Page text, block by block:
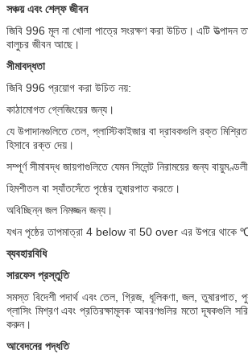
সঞ্চয় এবং শেল্ফ জীবন
জিবি 996 মূল না খোলা পাত্রে সংরক্ষণ করা উচিত। এটি উত্পাদন
বালুচর জীবন আছে।
সীমাবদ্ধতা
জিবি 996 প্রয়োগ করা উচিত নয়:
কাঠামোগত গ্লেজিংয়ের জন্য।
যে উপাদানগুলিতে তেল, প্লাস্টিকাইজার বা দ্রাবকগুলি রক্ত
হিসাবে রক্ত ​​দেয়।
সম্পূর্ণ সীমাবদ্ধ জায়গাগুলিতে যেমন সিলেন্ট নিরাময়ের জন্য
হিমশীতল বা স্যাঁতসেঁতে পৃষ্ঠের তুষারপাত করতে।
অবিচ্ছিন্ন জল নিমজ্জন জন্য।
যখন পৃষ্ঠের তাপমাত্রা 4 below বা 50 over এর উপরে থাকে
ব্যবহারবিধি
সারফেস প্রস্তুতি
সমস্ত বিদেশী পদার্থ এবং তেল, গ্রিজ, ধূলিকণা, জল, তুষারপাত,
গ্লাসিং মিশ্রণ এবং প্রতিরক্ষামূলক আবরণগুলির মতো দূষকগুলি
করুন।
আবেদনের পদ্ধতি